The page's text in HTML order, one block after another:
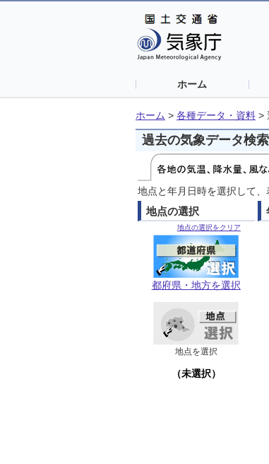
ホーム
ホーム > 各種データ・資料 >
過去の気象データ検索
地点と年月日時を選択して、
地点の選択
地点の選択をクリア
都府県・地方を選択
地点を選択
（未選択）